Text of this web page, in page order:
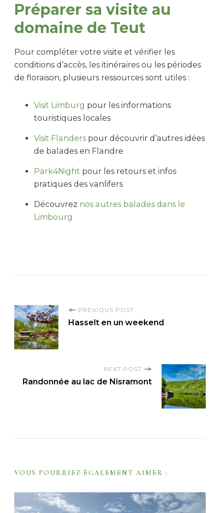
Préparer sa visite au
domaine de Teut
Pour compléter votre visite et vérifier les
conditions d’accès, les itinéraires ou les périodes
de floraison, plusieurs ressources sont utiles :
Visit Limburg pour les informations
touristiques locales
Visit Flanders pour découvrir d’autres idées
de balades en Flandre
Park4Night pour les retours et infos
pratiques des vanlifers
Découvrez nos autres balades dans le
Limbourg
P
o
s
g
i
o
PREVIOUS POST
Hasselt en un weekend
NEXT POST
Randonnée au lac de Nisramont
VOUS POURRIEZ ÉGALEMENT AIMER :